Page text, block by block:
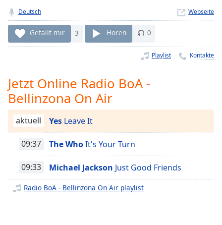
Time-
1x
Chapters
Chapters
Descriptions
descriptions
selected
Subtitles
Deutsch Webseite
Gefällt mir 3 Hören 0
Playlist Kontakte
Jetzt Online Radio BoA -
Bellinzona On Air
aktuell Yes Leave It
09:37 The WhoIt's Your Turn
09:33 Michael Jackson Just Good Friends
Radio BoA - Bellinzona On Air playlist